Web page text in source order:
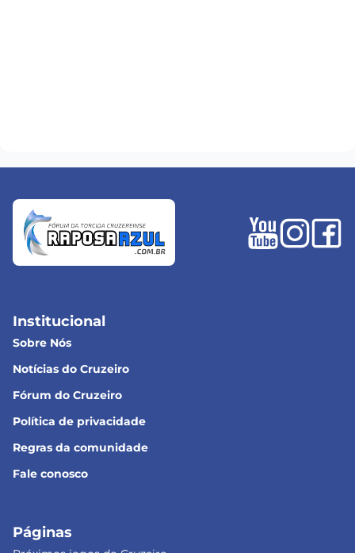
Institucional
Sobre Nós
Notícias do Cruzeiro
Fórum do Cruzeiro
Política de privacidade
Regras da comunidade
Fale conosco
Páginas